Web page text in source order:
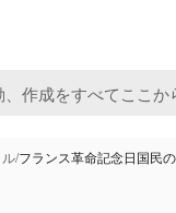
/フランス革命記念日国民